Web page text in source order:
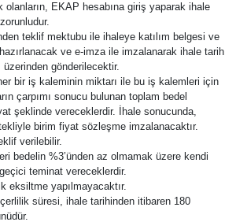
EKAP hesabına giriş yaparak ihale
teklif mektubu ile ihaleye katılım belgesi ve
ve e-imza ile imzalanarak ihale tarih
gönderilecektir.
bir iş kaleminin miktarı ile bu iş kalemleri için
çarpımı sonucu bulunan toplam bedel
şeklinde vereceklerdir. İhale sonucunda,
birim fiyat sözleşme imzalanacaktır.
verilebilir.
bedelin %3’ünden az olmamak üzere kendi
teminat vereceklerdir.
eksiltme yapılmayacaktır.
süresi, ihale tarihinden itibaren 180